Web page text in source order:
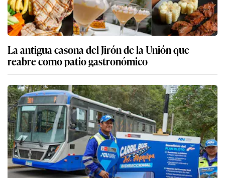
La antigua casona del Jirón de la Unión que
reabre como patio gastronómico